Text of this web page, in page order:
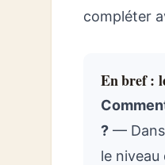
compléter
En bref :
? — Dans
le niveau